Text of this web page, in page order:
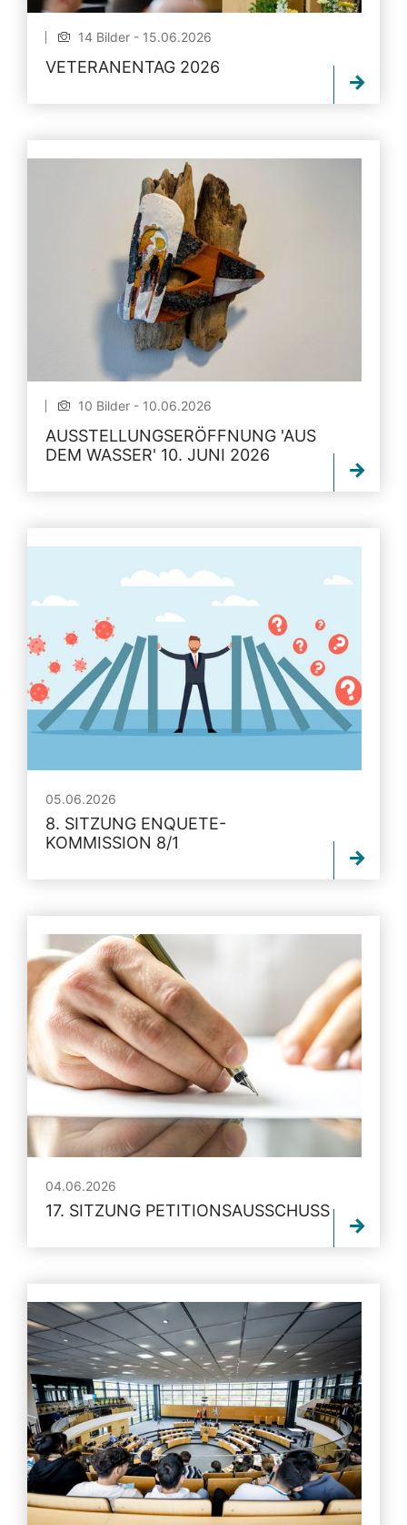
14 Bilder - 15.06.2026
VETERANENTAG 2026
10 Bilder - 10.06.2026
AUSSTELLUNGSERÖFFNUNG 'AUS
DEM WASSER' 10. JUNI 2026
05.06.2026
8. SITZUNG ENQUETE-
KOMMISSION 8/1
04.06.2026
17. SITZUNG PETITIONSAUSSCHUSS